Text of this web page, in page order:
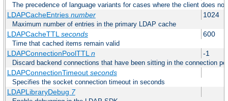
The precedence of language variants for cases where the client does
LDAPCacheEntries number 1024
Maximum number of entries in the primary LDAP cache
LDAPCacheTTL seconds 600
Time that cached items remain valid
LDAPConnectionPoolTTL n -1
Discard backend connections that have been sitting in the connection
LDAPConnectionTimeout seconds
Specifies the socket connection timeout in seconds
LDAPLibraryDebug 7